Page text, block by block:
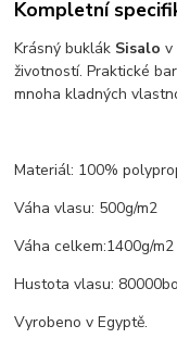
Kompletní
Krásný buklák Sisalo v
životností. Praktické
mnoha kladných
Materiál: 100%
Váha vlasu: 500g/m2
Váha celkem:1400g/m2
Hustota vlasu:
Vyrobeno v Egyptě.